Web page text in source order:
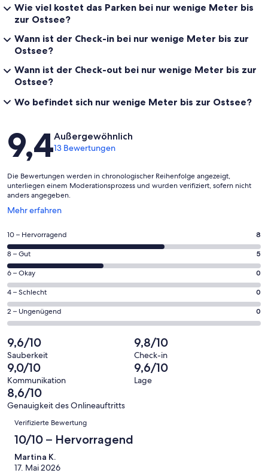
Wie viel kostet das Parken bei nur wenige Meter bis
zur Ostsee?
Wann ist der Check-in bei nur wenige Meter bis zur
Ostsee?
Wann ist der Check-out bei nur wenige Meter bis zur
Ostsee?
Wo befindet sich nur wenige Meter bis zur Ostsee?
Bewertungen
9,4Außergewöhnlich
13 Bewertungen
Die Bewertungen werden in chronologischer Reihenfolge angezeigt,
unterliegen einem Moderationsprozess und wurden verifiziert, sofern nicht
anders angegeben.
Mehr erfahren
Wird
einem
neuen
Fenster
geöffnet
8
von
insgesamt
13
Gästebewertungen
haben
eine
Bewertung
von
10
-
Hervorragend
10 – Hervorragend 8
5
von
insgesamt
13
Gästebewertungen
haben
Bewertung
von
8
-
Gut
8 – Gut 5
0
von
insgesamt
13
Gästebewertungen
haben
eine
Bewertung
von
6
-
Okay
6 – Okay 0
0
von
insgesamt
Gästebewertungen
haben
eine
Bewertung
von
4
4 – Schlecht 0
0
von
insgesamt
13
Gästebewertungen
haben
eine
Bewertung
2 – Ungenügend 0
9,6/10
Sauberkeit
9,8/10
Check-in
9,0/10
Kommunikation
9,6/10
Lage
8,6/10
Genauigkeit des Onlineauftritts
Bewertungen
Verifizierte Bewertung
10/10 – Hervorragend
Martina K.
17. Mai 2026